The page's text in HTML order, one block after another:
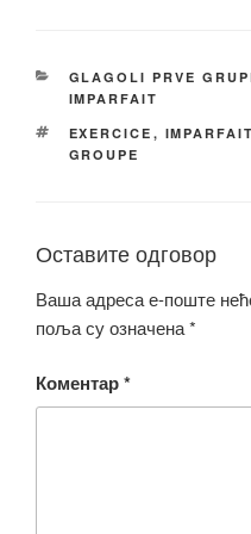
e
b
o
er y
n
КАТЕГОРИЈЕ
GLAGOLI PRVE
IMPARFAIT
ОЗНАКЕ
EXERCICE , IMPARFAIT
GROUPE
Оставите одговор
Ваша адреса е-поште
поља су означена*
Коментар*